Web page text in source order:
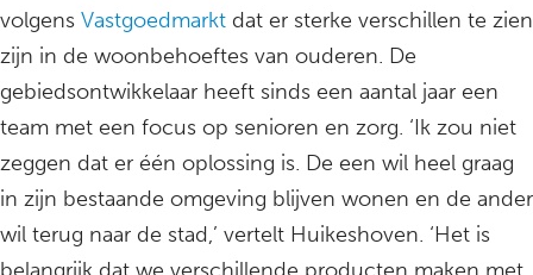
volgens Vastgoedmarkt dat er sterke verschillen te zien
zijn in de woonbehoeftes van ouderen. De
gebiedsontwikkelaar heeft sinds een aantal jaar een
team met een focus op senioren en zorg. ‘Ik zou niet
zeggen dat er één oplossing is. De een wil heel graag
in zijn bestaande omgeving blijven wonen en de ander
wil terug naar de stad,’ vertelt Huikeshoven. ‘Het is